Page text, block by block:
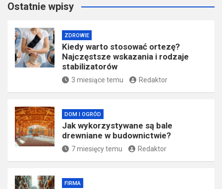
Ostatnie wpisy
ZDROWIE
Kiedy warto stosować ortezę?
Najczęstsze wskazania i rodzaje
stabilizatorów
3 miesiące temu Redaktor
DOM I OGRÓD
Jak wykorzystywane są bale
drewniane w budownictwie?
7 miesięcy temu Redaktor
FIRMA